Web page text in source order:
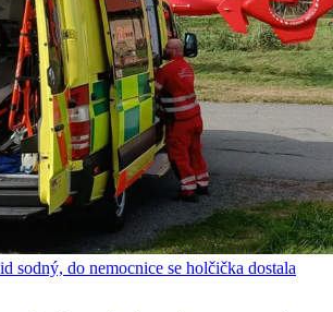
sodný, do nemocnice se holčička dostala